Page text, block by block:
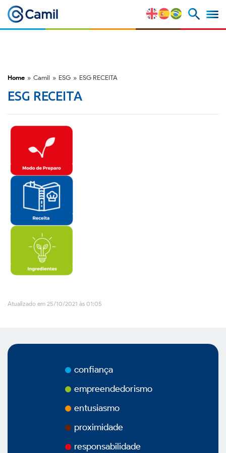
Perfil Corporativo
Competitivas
Fatores de Risco
M&A e Mercado de Capitais
ESG
Prêmios
Vídeos
Podcasts
Visão Geral
Estatuto Social
Estrutura Acionária
Home » Camil » ESG » ESG RECEITA
ESG RECEITA
Atualizado em 25/10/2021 às 01:05
confiança
empreendedorismo
entusiasmo
proximidade
responsabilidade